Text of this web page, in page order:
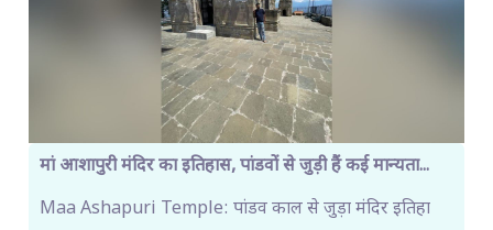
मां आशापुरी मंदिर का इतिहास, पांडवों से जुड़ी हैं कई मान्यता...
Maa Ashapuri Temple: पांडव काल से जुड़ा मंदिर इतिहा